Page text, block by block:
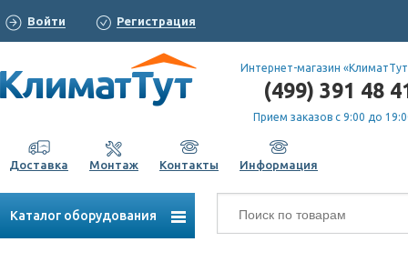
Войти Регистрация
Интернет-магазин
(499) 391 48
Прием заказов с 9:00 до
Доставка Монтаж Контакты Информация
Каталог оборудования